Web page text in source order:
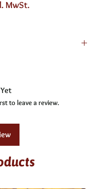
MwSt.
to leave a review.